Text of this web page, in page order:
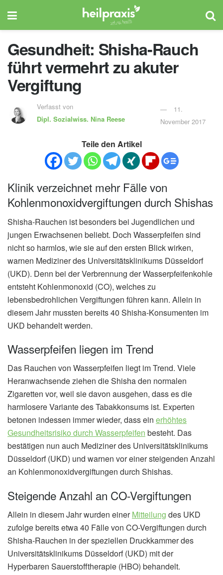
Gesundheit: Shisha-Rauch
führt vermehrt zu akuter
Vergiftung
Verfasst von
Dipl. Sozialwiss. Nina Reese
11.
November 2017
Teile den Artikel
Klinik verzeichnet mehr Fälle von
Kohlenmonoxidvergiftungen durch Shishas
Shisha-Rauchen ist besonders bei Jugendlichen und
jungen Erwachsenen beliebt. Doch Wasserpfeifen sind
nicht so harmlos, wie sie auf den ersten Blick wirken,
warnen Mediziner des Universitätsklinikums Düsseldorf
(UKD). Denn bei der Verbrennung der Wasserpfeifenkohle
entsteht Kohlenmonoxid (CO), welches zu
lebensbedrohlichen Vergiftungen führen kann. Allein in
diesem Jahr mussten bereits 40 Shisha-Konsumenten im
UKD behandelt werden.
Wasserpfeifen liegen im Trend
Das Rauchen von Wasserpfeifen liegt im Trend. Viele
Heranwachsende ziehen die Shisha den normalen
Zigaretten vor, weil sie davon ausgehen, dass es die
harmlosere Variante des Tabakkonsums ist. Experten
betonen indessen immer wieder, dass ein erhöhtes
Gesundheitsrisiko durch Wasserpfeifen besteht. Das
bestätigen nun auch Mediziner des Universitätsklinikums
Düsseldorf (UKD) und warnen vor einer steigenden Anzahl
an Kohlenmonoxidvergiftungen durch Shishas.
Steigende Anzahl an CO-Vergiftungen
Allein in diesem Jahr wurden einerMitteilung des UKD
zufolge bereits etwa 40 Fälle von CO-Vergiftungen durch
Shisha-Rauchen in der speziellen Druckkammer des
Universitätsklinikums Düsseldorf (UKD) mit der
Hyperbaren Sauerstofftherapie (HBO) behandelt.